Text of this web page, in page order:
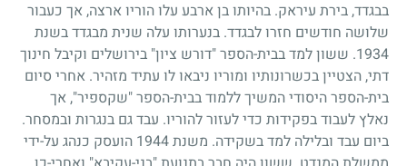
בבגדד, בירת עיראק. בהיותו בן ארבע עלו הוריו ארצה, אך כעבור
שלושה חודשים חזרו לבגדד. בנערותו עלה שנית מבגדד בשנת
1934. ששון למד בבית-הספר "דורש ציון" בירושלים וקיבל חינוך
דתי, הצטיין בכשרונותיו ומוריו ניבאו לו עתיד מזהיר. אחרי סיום
בית-הספר היסודי המשיך ללמוד בבית-הספר "שקספיר", אך
נאלץ לעבוד בפקידות כדי לעזור להוריו. עבד גם בנגרות ובמסחר.
ביום עבד ובלילה למד בשקידה. משנת1944 הועסק כנהג על-ידי